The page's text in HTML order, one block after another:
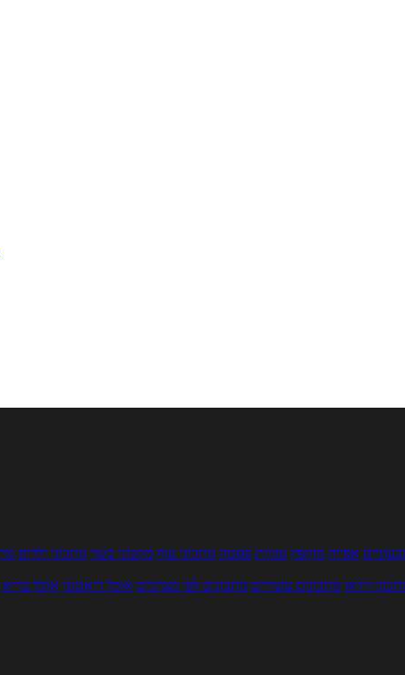
אפייה מוקפץ עוגיות פסטה מתכוני עוף מתכוני בשר מתכוני ילדים
וידאו מתכונים עשירים מתכונים לפי מצרכים אוכל דיאטטי אוכל בריא